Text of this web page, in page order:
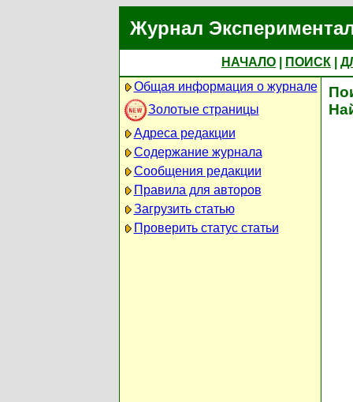
Журнал
НАЧАЛО ПОИСК
Общая информация о журнале
Золотые страницы
Адреса редакции
Содержание журнала
Сообщения редакции
Правила для авторов
Загрузить статью
Проверить статус статьи